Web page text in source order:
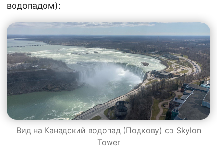
водопадом):
Вид на Канадский водопад (Подкову) со Skylon
Tower